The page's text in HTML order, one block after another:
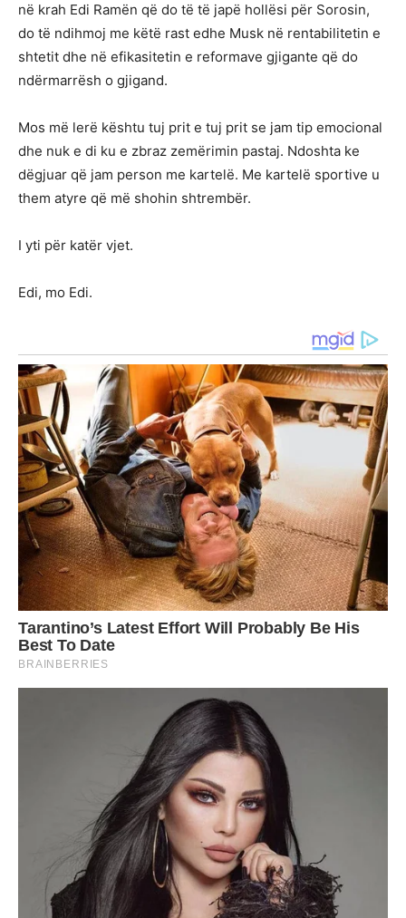
në krah Edi Ramën që do të të japë hollësi për Sorosin,
do të ndihmoj me këtë rast edhe Musk në rentabilitetin e
shtetit dhe në efikasitetin e reformave gjigante që do
ndërmarrësh o gjigand.
Mos më lerë kështu tuj prit e tuj prit se jam tip emocional
dhe nuk e di ku e zbraz zemërimin pastaj. Ndoshta ke
dëgjuar që jam person me kartelë. Me kartelë sportive u
them atyre që më shohin shtrembër.
I yti për katër vjet.
Edi, mo Edi.